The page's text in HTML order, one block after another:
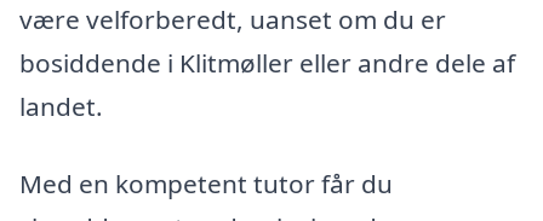
være velforberedt, uanset om du er
bosiddende i Klitmøller eller andre dele af
landet.
Med en kompetent tutor får du